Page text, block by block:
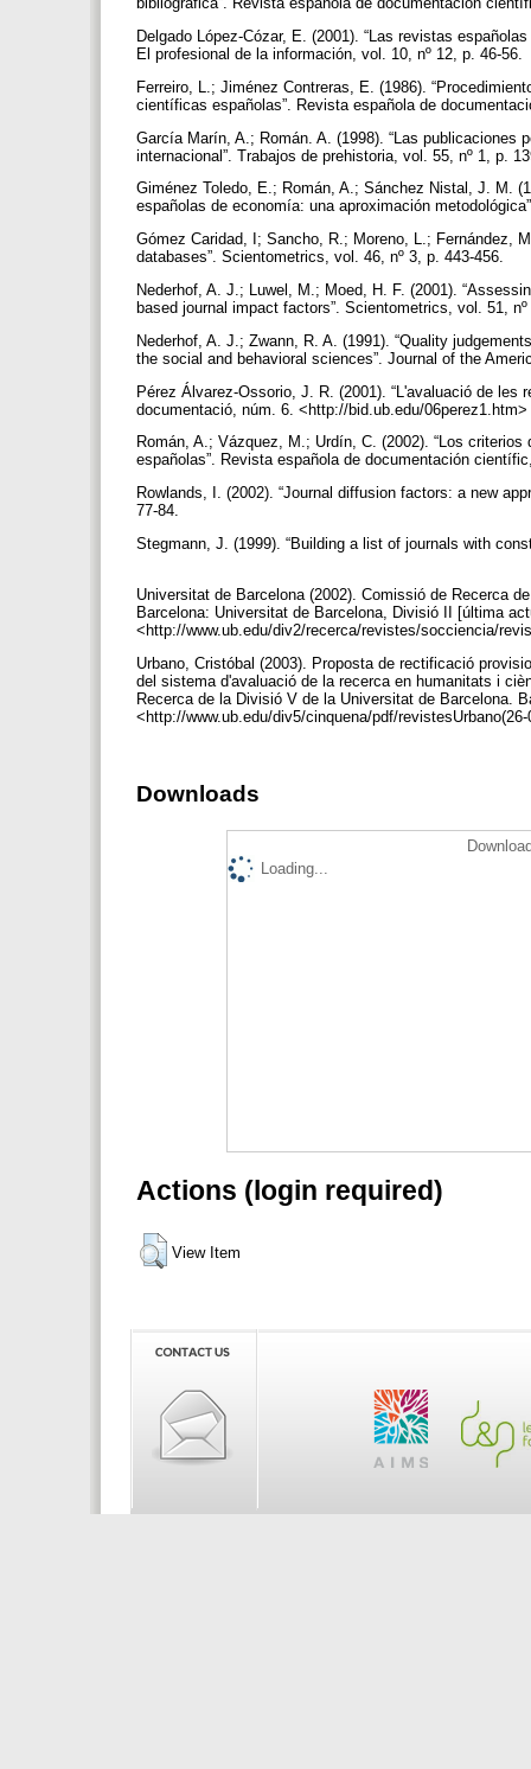
Delgado López-Cózar, E. (2001). “Las revistas
El profesional de la información, vol. 10, nº 12, p. 46-56.
Ferreiro, L.; Jiménez Contreras, E. (1986).
científicas españolas”. Revista española de
García Marín, A.; Román. A. (1998). “Las publicaciones
internacional”. Trabajos de prehistoria, vol. 55, nº 1, p.
Giménez Toledo, E.; Román, A.; Sánchez Nistal, J. M.
españolas de economía: una aproximación
Gómez Caridad, I; Sancho, R.; Moreno, L.; Fernández,
databases”. Scientometrics, vol. 46, nº 3, p. 443-456.
Nederhof, A. J.; Luwel, M.; Moed, H. F. (2001).
based journal impact factors”. Scientometrics, vol. 51,
Nederhof, A. J.; Zwann, R. A. (1991). “Quality
the social and behavioral sciences”. Journal of the
Pérez Álvarez-Ossorio, J. R. (2001). “L'avaluació de
documentació, núm. 6. <http://bid.ub.edu/
Román, A.; Vázquez, M.; Urdín, C. (2002). “Los
españolas”. Revista española de documentación
Rowlands, I. (2002). “Journal diffusion factors: a new
77-84.
Stegmann, J. (1999). “Building a list of journals with
Universitat de Barcelona (2002). Comissió de Recerca
Barcelona: Universitat de Barcelona, Divisió II [última
<http://www.ub.edu/div2/recerca/revistes/socciencia/
Urbano, Cristóbal (2003). Proposta de rectificació
del sistema d'avaluació de la recerca en humanitats i
Recerca de la Divisió V de la Universitat de Barcelona.
<http://www.ub.edu/div5/cinquena/pdf/
Downloads
Loading...
Actions (login required)
View Item